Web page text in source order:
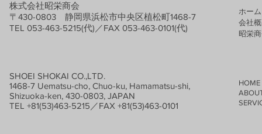
株式会社昭栄商会
〒430-0803 静岡県浜松市中央区植松町1468-7
TEL 053-463-5215(代)／FAX 053-463-0101(代)
ホーム
会社
昭栄
SHOEI SHOKAI CO.,LTD.
1468-7 Uematsu-cho, Chuo-ku, Hamamatsu-shi,
Shizuoka-ken, 430-0803, JAPAN
TEL +81(53)463-5215／FAX +81(53)463-0101
HOME